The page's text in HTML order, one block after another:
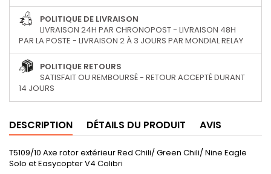
POLITIQUE DE LIVRAISON
LIVRAISON 24H PAR CHRONOPOST - LIVRAISON 48H
PAR LA POSTE - LIVRAISON 2 À 3 JOURS PAR MONDIAL RELAY
POLITIQUE RETOURS
SATISFAIT OU REMBOURSÉ - RETOUR ACCEPTÉ DURANT
14 JOURS
DESCRIPTION DÉTAILS DU PRODUIT AVIS
T5109/10 Axe rotor extérieur Red Chili/ Green Chili/ Nine Eagle
Solo et Easycopter V4 Colibri